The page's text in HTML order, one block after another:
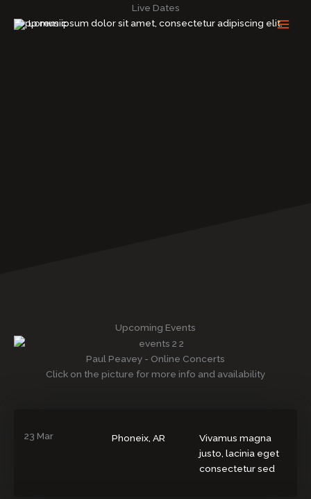
Live Dates
Lorem ipsum dolor sit amet, consectetur adipiscing elit.
Upcoming Events
Paul Peavey - Online Concerts
Click on the picture for more info and availability
23 Mar Phoneix, AR
Vivamus magna
justo, lacinia eget
consectetur sed